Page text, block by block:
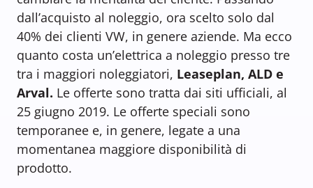
dall’acquisto al noleggio, ora scelto solo dal
40% dei clienti VW, in genere aziende. Ma ecco
quanto costa un’elettrica a noleggio presso tre
tra i maggiori noleggiatori, Leaseplan, ALD e
Arval. Le offerte sono tratta dai siti ufficiali, al
25 giugno 2019. Le offerte speciali sono
temporanee e, in genere, legate a una
momentanea maggiore disponibilità di
prodotto.